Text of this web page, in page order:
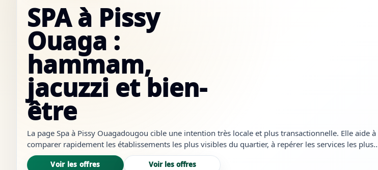
SPA à Pissy
Ouaga :
hammam,
jacuzzi et bien-
être
La page Spa à Pissy Ouagadougou cible une intention très locale et plus transactionnelle. Elle aide à
comparer rapidement les établissements les plus visibles du quartier, à repérer les services les plus
crédibles et à ouvrir les bons liens sans revenir à des résultats trop génér...
Voir les offres Voir les offres